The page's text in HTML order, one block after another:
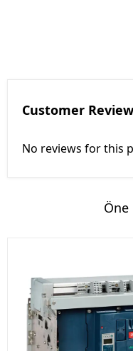
Customer
No reviews for this
Öne